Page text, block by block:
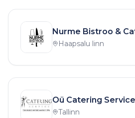
Nurme Bistroo &
Haapsalu linn
Oü Catering Service
Tallinn